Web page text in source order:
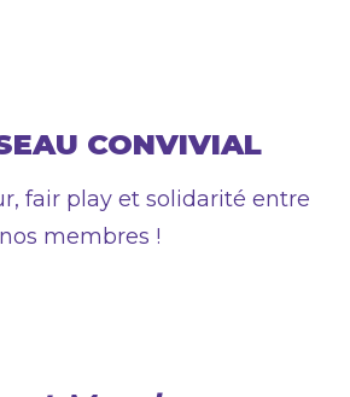
CONVIVIAL
fair play et solidarité entre
nos membres !